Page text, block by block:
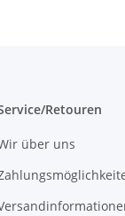
Retouren
über uns